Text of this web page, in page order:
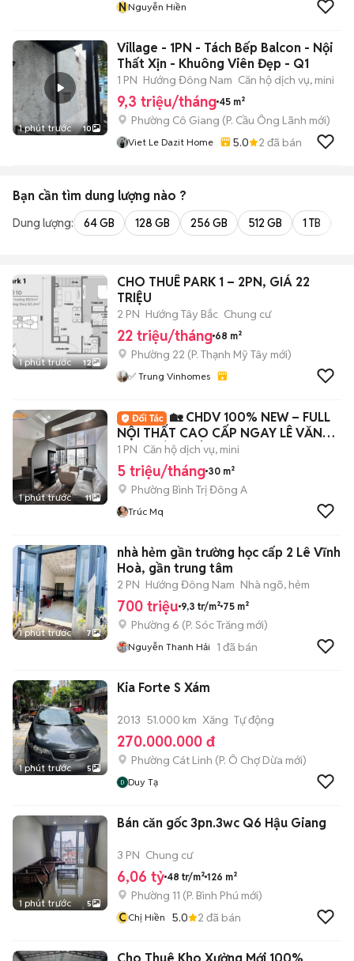
NNguyễn Hiền
1 phút trước 10
Village - 1PN - Tách Bếp Balcon - Nội
Thất Xịn - Khuông Viên Đẹp - Q1
1 PN Hướng Đông Nam Căn hộ dịch vụ, mini
9,3 triệu/tháng 45 m²
Phường Cô Giang (P. Cầu Ông Lãnh mới)
Viet Le Dazit Home 5.0 2 đã bán
Bạn cần tìm dung lượng nào ?
Dung lượng: 64 GB 128 GB 256 GB 512 GB 1 TB
1 phút trước 12
CHO THUÊ PARK 1 – 2PN, GIÁ 22
TRIỆU
2 PN Hướng Tây Bắc Chung cư
22 triệu/tháng 68 m²
Phường 22 (P. Thạnh Mỹ Tây mới)
✅ Trung Vinhomes
1 phút trước 11
🏡 CHDV 100% NEW – FULL
NỘI THẤT CAO CẤP NGAY LÊ VĂN
QUỚI, BÌNH TÂN ✨
1 PN Căn hộ dịch vụ, mini
5 triệu/tháng 30 m²
Phường Bình Trị Đông A
Trúc Mq
1 phút trước 7
nhà hẻm gần trường học cấp 2 Lê Vĩnh
Hoà, gần trung tâm
2 PN Hướng Đông Nam Nhà ngõ, hẻm
700 triệu 9,3 tr/m² 75 m²
Phường 6 (P. Sóc Trăng mới)
Nguyễn Thanh Hải 1 đã bán
1 phút trước 5
Kia Forte S Xám
2013 51.000 km Xăng Tự động
270.000.000 đ
Phường Cát Linh (P. Ô Chợ Dừa mới)
Duy Tạ
1 phút trước 5
Bán căn gốc 3pn.3wc Q6 Hậu Giang
3 PN Chung cư
6,06 tỷ 48 tr/m² 126 m²
Phường 11 (P. Bình Phú mới)
CChị Hiền 5.0 2 đã bán